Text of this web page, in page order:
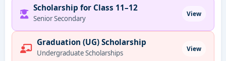
Scholarship for Class 11–12
Senior Secondary
View
Graduation (UG) Scholarship
Undergraduate Scholarships
View